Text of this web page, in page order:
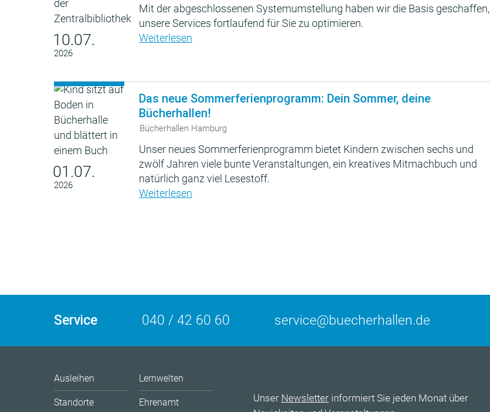
10.07.
2026
Mit der abgeschlossenen Systemumstellung haben wir die Basis geschaffen,
unsere Services fortlaufend für Sie zu optimieren.
Weiterlesen
01.07.
2026
Das neue Sommerferienprogramm: Dein Sommer, deine
Bücherhallen!
Bücherhallen Hamburg
Unser neues Sommerferienprogramm bietet Kindern zwischen sechs und
zwölf Jahren viele bunte Veranstaltungen, ein kreatives Mitmachbuch und
natürlich ganz viel Lesestoff.
Weiterlesen
Service 040 / 42 60 60 service@buecherhallen.de
Ausleihen
Standorte
Lernwelten
Ehrenamt Unser Newsletter informiert Sie jeden Monat über